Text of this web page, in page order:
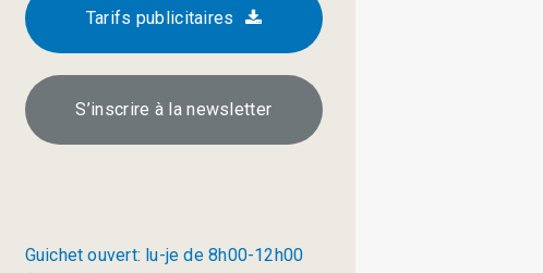
Tarifs publicitaires
S’inscrire à la newsletter
Guichet ouvert: lu-je de 8h00-12h00